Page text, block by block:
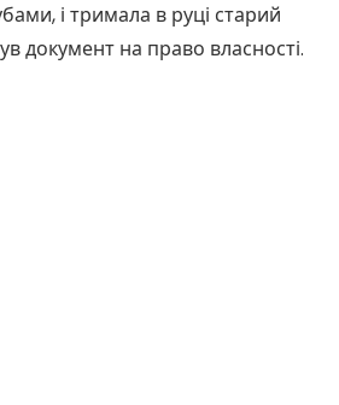
і тримала в руці старий
документ на право власності.